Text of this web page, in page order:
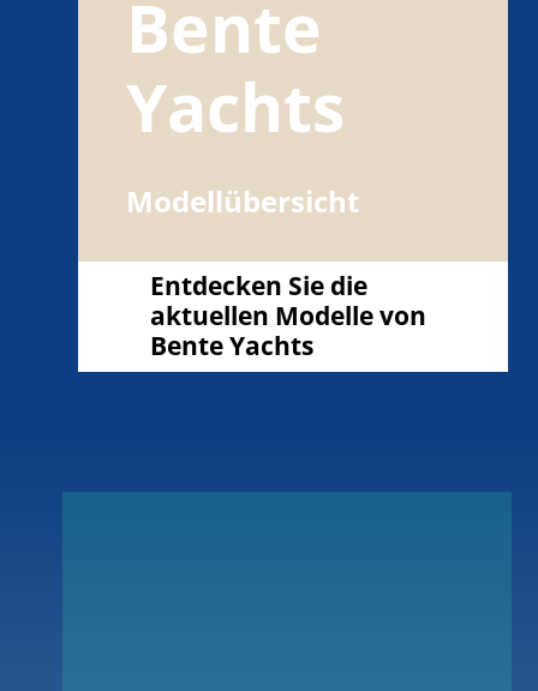
Bente
Yachts
Modellübersicht
Entdecken Sie die
aktuellen Modelle von
Bente Yachts